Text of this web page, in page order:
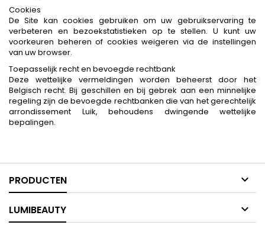
Cookies
De Site kan cookies gebruiken om uw gebruikservaring te
verbeteren en bezoekstatistieken op te stellen. U kunt uw
voorkeuren beheren of cookies weigeren via de instellingen
van uw browser.
Toepasselijk recht en bevoegde rechtbank
Deze wettelijke vermeldingen worden beheerst door het
Belgisch recht. Bij geschillen en bij gebrek aan een minnelijke
regeling zijn de bevoegde rechtbanken die van het gerechtelijk
arrondissement Luik, behoudens dwingende wettelijke
bepalingen.
PRODUCTEN 
LUMIBEAUTY 